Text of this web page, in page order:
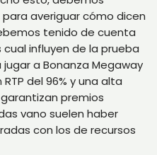
averiguar cómo dicen
tenido de cuenta
influyen de la prueba
a Bonanza Megaway
del 96% y una alta
premios
vano suelen haber
con los de recursos